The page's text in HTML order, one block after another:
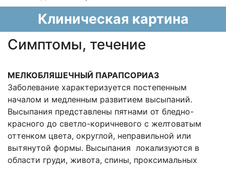
Клиническая картина
Cимптомы, течение
МЕЛКОБЛЯШЕЧНЫЙ ПАРАПСОРИАЗ
Заболевание характеризуется постепенным
началом и медленным развитием высыпаний.
Высыпания представлены пятнами от бледно-
красного до светло-коричневого с желтоватым
оттенком цвета, округлой, неправильной или
вытянутой формы. Высыпания локализуются в
области груди, живота, спины, проксимальных